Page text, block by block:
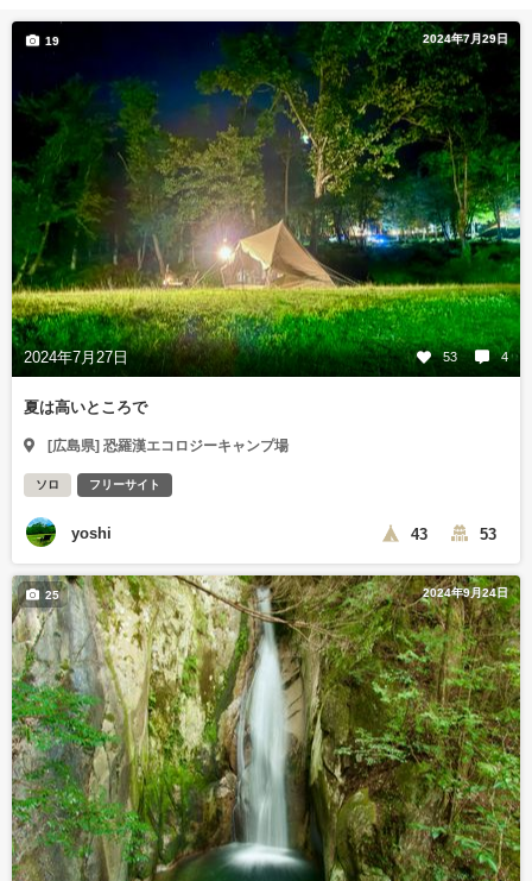
2024年7月29日
2024年7月27日 53 4
19
夏は高いところで
[広島県] 恐羅漢エコロジーキャンプ場
ソロ フリーサイト
yoshi 43 53
2024年9月24日
25